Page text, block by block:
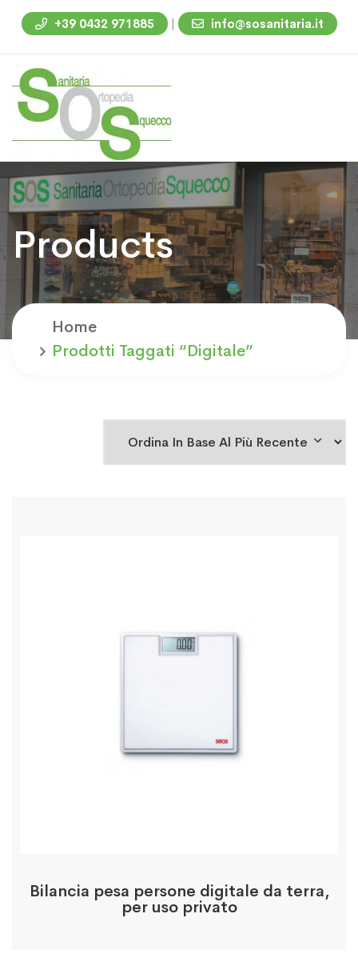
+39 0432 971885 | info@sosanitaria.it
Products
Home
Prodotti Taggati “digitale”
Bilancia pesa persone digitale da terra,
per uso privato